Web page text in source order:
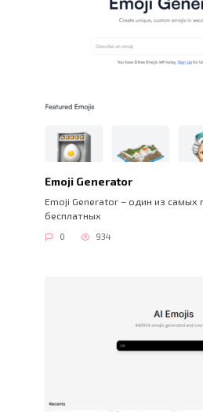
Emoji Generator
Emoji Generator – один из самых
бесплатных
0 934